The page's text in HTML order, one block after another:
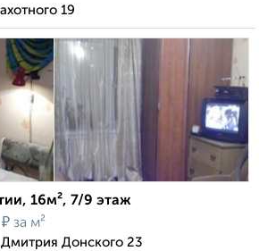
19
16м², 7/9 этаж
₽ за м²
Донского 23